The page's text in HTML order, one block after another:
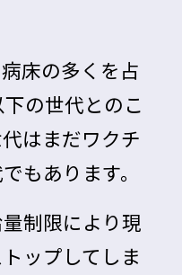
床の多くを占
の世代とのこ
はまだワクチ
もあります。
制限により現
ップしてしま